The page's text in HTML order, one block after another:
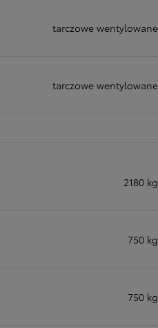
tarczowe wentylowane
tarczowe wentylowane
2180 kg
750 kg
750 kg